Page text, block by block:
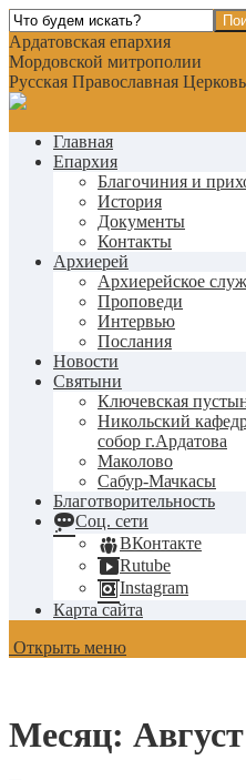
Ардатовская епархия
Мордовской митрополии
Русская Православная
Главная
Епархия
Благочиния и
История
Документы
Контакты
Архиерей
Архиерейское
Проповеди
Интервью
Послания
Новости
Святыни
Ключевская
Никольский
собор г.Ардатова
Маколово
Сабур-Мачкасы
Благотворительность
Соц. сети
ВКонтакте
Rutube
Instagram
Карта сайта
Открыть меню
Месяц: